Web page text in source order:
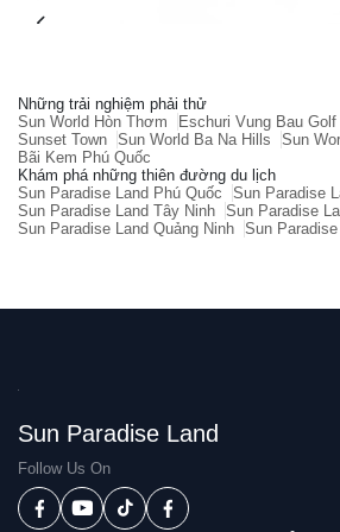
Những trải nghiệm phải thử
Sun World Hòn Thơm
Eschuri Vung Bau Golf
Sunset Town Sun World Ba Na Hills
Sun
Bãi Kem Phú Quốc
Khám phá những thiên đường du lịch
Sun Paradise Land Phú Quốc
Sun Paradise
Sun Paradise Land Tây Ninh Sun Paradise
Sun Paradise Land Quảng Ninh Sun
Sun Paradise Land
Follow Us On